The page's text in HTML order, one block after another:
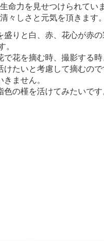
見せつけられていま
さと元気を頂きます
、赤、花心が赤の宗
摘む時、撮影する時
と考慮して摘むので
せん。
を活けてみたいです